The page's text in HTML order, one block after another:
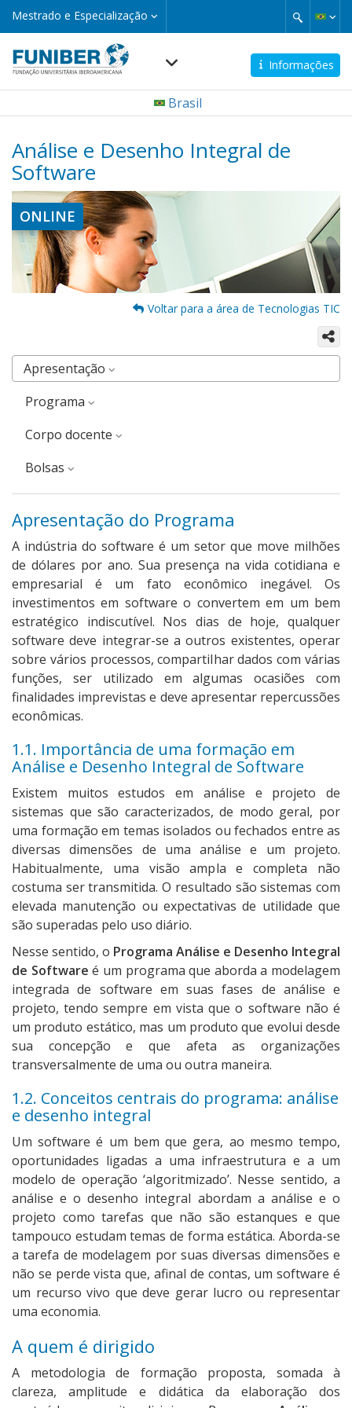
Pular
conteúdo
principal
Mestrado e Especialização
Mestrado
e
Informações
Navegación
Brasil
Análise e Desenho Integral de
Software
ONLINE
Voltar para a área de Tecnologias TIC
Apresentação
Programa
corpo docente
Bolsas
Apresentação do Programa
A indústria do software é um setor que move milhões
de dólares por ano. Sua presença na vida cotidiana e
empresarial é um fato econômico inegável. Os
investimentos em software o convertem em um bem
estratégico indiscutível. Nos dias de hoje, qualquer
software deve integrar-se a outros existentes, operar
sobre vários processos, compartilhar dados com várias
funções, ser utilizado em algumas ocasiões com
finalidades imprevistas e deve apresentar repercussões
econômicas.
1.1. Importância de uma formação em
Análise e Desenho Integral de Software
Existem muitos estudos em análise e projeto de
sistemas que são caracterizados, de modo geral, por
uma formação em temas isolados ou fechados entre as
diversas dimensões de uma análise e um projeto.
Habitualmente, uma visão ampla e completa não
costuma ser transmitida. O resultado são sistemas com
elevada manutenção ou expectativas de utilidade que
são superadas pelo uso diário.
Nesse sentido, o Programa Análise e Desenho Integral
de Software é um programa que aborda a modelagem
integrada de software em suas fases de análise e
projeto, tendo sempre em vista que o software não é
um produto estático, mas um produto que evolui desde
sua concepção e que afeta as organizações
transversalmente de uma ou outra maneira.
1.2. Conceitos centrais do programa: análise
e desenho integral
Um software é um bem que gera, ao mesmo tempo,
oportunidades ligadas a uma infraestrutura e a um
modelo de operação ‘algoritmizado’. Nesse sentido, a
análise e o desenho integral abordam a análise e o
projeto como tarefas que não são estanques e que
tampouco estudam temas de forma estática. Aborda-se
a tarefa de modelagem por suas diversas dimensões e
não se perde vista que, afinal de contas, um software é
um recurso vivo que deve gerar lucro ou representar
uma economia.
A quem é dirigido
A metodologia de formação proposta, somada à
clareza, amplitude e didática da elaboração dos